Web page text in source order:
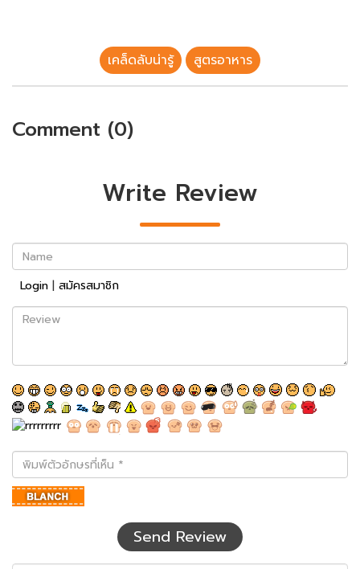
เคล็ดลับน่ารู้ สูตรอาหาร
Comment (0)
Write Review
Name
Login | สมัครสมาชิก
Review
พิมพ์
ตัว
อักษร
ที่
Send Review